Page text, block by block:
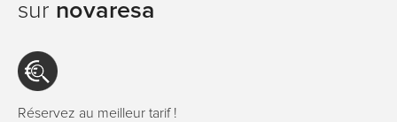
sur novaresa
Réservez au meilleur tarif !